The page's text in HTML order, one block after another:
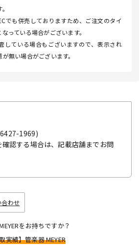
でも併売しておりますため、ご注文のタイ
っている場合がございます。
している場合もございますので、表示され
無い場合がございます。
1969)
認する場合は、記載店舗までお問
わせ
をお持ちですか？
実績】管楽器 MEYER